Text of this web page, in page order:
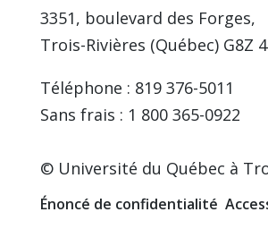
3351, boulevard des Forges,
Trois-Rivières (Québec) G8Z
Téléphone : 819 376-5011
Sans frais : 1 800 365-0922
© Université du Québec à
Énoncé de confidentialité